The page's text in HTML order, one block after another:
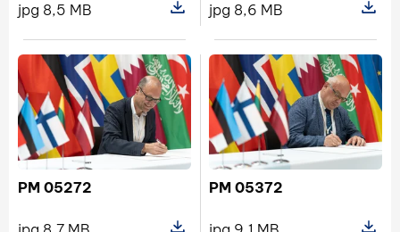
jpg 8,5 MB
Pokaż szczegóły pliku PM 05317
jpg 8,6 MB
PM 05272 PM 05372